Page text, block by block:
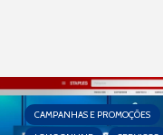
CAMPANHAS E PROMOÇÕES